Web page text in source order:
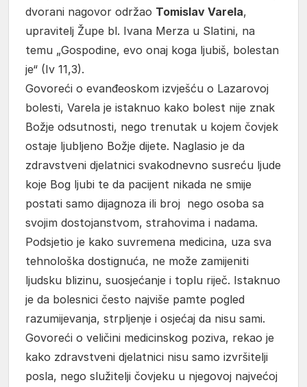
dvorani nagovor održao Tomislav Varela,
upravitelj Župe bl. Ivana Merza u Slatini, na
temu „Gospodine, evo onaj koga ljubiš, bolestan
je“ (Iv 11,3).
Govoreći o evanđeoskom izvješću o Lazarovoj
bolesti, Varela je istaknuo kako bolest nije znak
Božje odsutnosti, nego trenutak u kojem čovjek
ostaje ljubljeno Božje dijete. Naglasio je da
zdravstveni djelatnici svakodnevno susreću ljude
koje Bog ljubi te da pacijent nikada ne smije
postati samo dijagnoza ili broj nego osoba sa
svojim dostojanstvom, strahovima i nadama.
Podsjetio je kako suvremena medicina, uza sva
tehnološka dostignuća, ne može zamijeniti
ljudsku blizinu, suosjećanje i toplu riječ. Istaknuo
je da bolesnici često najviše pamte pogled
razumijevanja, strpljenje i osjećaj da nisu sami.
Govoreći o veličini medicinskog poziva, rekao je
kako zdravstveni djelatnici nisu samo izvršitelji
posla, nego služitelji čovjeku u njegovoj najvećoj